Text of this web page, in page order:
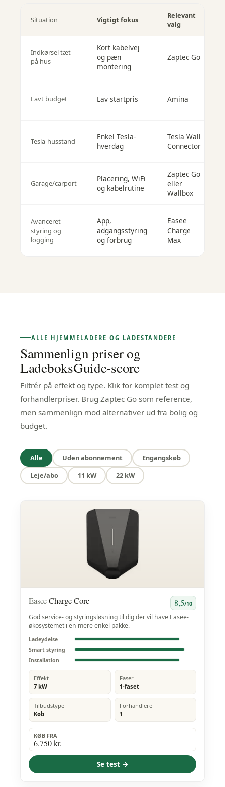
Situation Vigtigt fokus
Relevant
valg
Indkørsel tæt
på hus
Kort kabelvej
og pæn
montering
Zaptec Go
Lavt budget Lav startpris Amina
Tesla-husstand
Enkel Tesla-
hverdag
Tesla Wall
Connector
Garage/carport
Placering, WiFi
og kabelrutine
Zaptec Go
eller
Wallbox
Avanceret
styring og
logging
App,
adgangsstyring
og forbrug
Easee
Charge
Max
ALLE HJEMMELADERE OG LADESTANDERE
Sammenlign priser og
LadeboksGuide-score
Filtrér på effekt og type. Klik for komplet test og
forhandlerpriser. Brug Zaptec Go som reference,
men sammenlign mod alternativer ud fra bolig og
budget.
Alle Uden abonnement
Engangskøb
Leje/abo
11 kW 22 kW
EaseeCharge Core 8,5/10
God service- og styringsløsning til dig der vil have Easee-
økosystemet i en mere enkel pakke.
Ladeydelse
Smart styring
Installation
Effekt
7 kW
Faser
1-faset
Tilbudstype
Køb
Forhandlere
1
KØB FRA
6.750 kr.
Se test →